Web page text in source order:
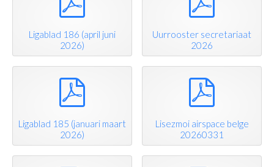
Ligablad 186 (april juni
2026)
Uurrooster secretariaat
2026
Ligablad 185 (januari maart
2026)
Lisezmoi airspace belge
20260331